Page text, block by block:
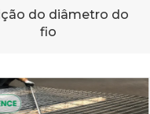
do diâmetro do
fio